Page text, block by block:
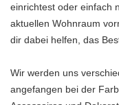
einrichtest oder einfach
aktuellen Wohnraum
dir dabei helfen, das
Wir werden uns
angefangen bei der